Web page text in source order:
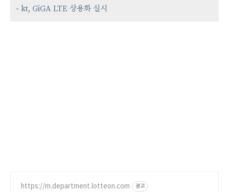
- kt, GiGA LTE 상용화 실시
https://m.department.lotteon.com 광고